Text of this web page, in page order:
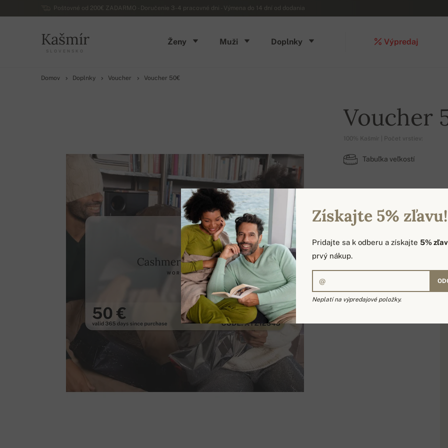
Poštovné od 200€ ZADARMO - Doručenie 3-4 pracovné dni - Výmena do 14 dní od dodania
Kašmír
SLOVENSKO
Ženy Muži Doplnky Výpredaj
Domov Doplnky Voucher Voucher 50€
Voucher
100% Kašmír | Počet vrstiev:
Tabuľka veľkostí
50,00 €
Získajte 5% zľavu!
Pridajte sa k odberu a získajte 5%
prvý nákup.
Neplatí na výpredajové položky.